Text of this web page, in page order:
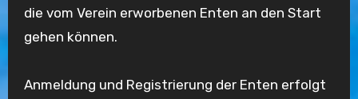
die vom Verein erworbenen Enten an den Start
gehen können.
Anmeldung und Registrierung der Enten erfolgt